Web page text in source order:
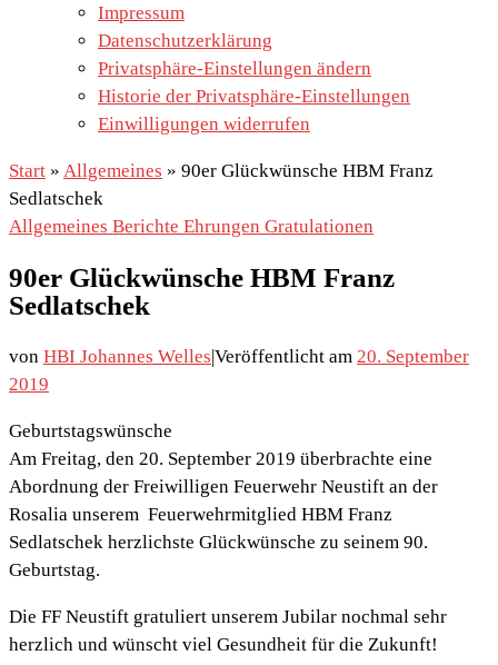
Impressum
Datenschutzerklärung
Privatsphäre-Einstellungen ändern
Historie der Privatsphäre-Einstellungen
Einwilligungen widerrufen
Start » Allgemeines » 90er Glückwünsche HBM Franz
Sedlatschek
Allgemeines Berichte Ehrungen Gratulationen
90er Glückwünsche HBM Franz
Sedlatschek
von HBI Johannes Welles|Veröffentlicht am 20. September
2019
Geburtstagswünsche
Am Freitag, den 20. September 2019 überbrachte eine
Abordnung der Freiwilligen Feuerwehr Neustift an der
Rosalia unserem Feuerwehrmitglied HBM Franz
Sedlatschek herzlichste Glückwünsche zu seinem 90.
Geburtstag.
Die FF Neustift gratuliert unserem Jubilar nochmal sehr
herzlich und wünscht viel Gesundheit für die Zukunft!